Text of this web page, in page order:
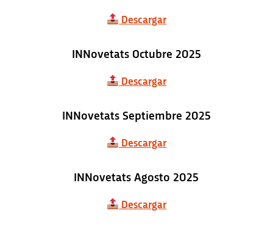
Descargar
INNovetats Octubre 2025
Descargar
INNovetats Septiembre 2025
Descargar
INNovetats Agosto 2025
Descargar